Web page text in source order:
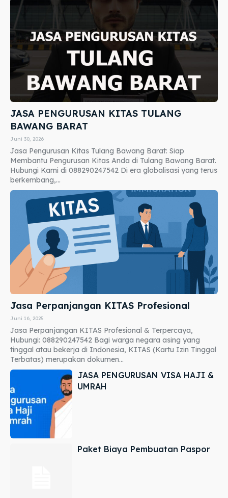
JASA PENGURUSAN KITAS TULANG
BAWANG BARAT
Juni 30, 2026
Jasa Pengurusan Kitas Tulang Bawang Barat: Siap
Membantu Pengurusan Kitas Anda di Tulang Bawang Barat.
Hubungi Kami di 088290247542 Di era globalisasi yang terus
berkembang,...
Jasa Perpanjangan KITAS Profesional
Juni 16, 2025
Jasa Perpanjangan KITAS Profesional & Terpercaya,
Hubungi: 088290247542 Bagi warga negara asing yang
tinggal atau bekerja di Indonesia, KITAS (Kartu Izin Tinggal
Terbatas) merupakan dokumen...
JASA PENGURUSAN VISA HAJI &
UMRAH
Paket Biaya Pembuatan Paspor